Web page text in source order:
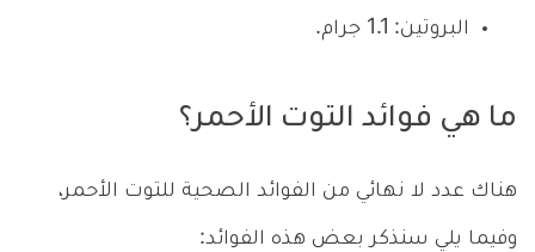
البروتين: 1.1 جرام.
ما هي فوائد التوت الأحمر؟
هناك عدد لا نهائي من الفوائد الصحية للتوت الأحمر،
وفيما يلي سنذكر بعض هذه الفوائد: